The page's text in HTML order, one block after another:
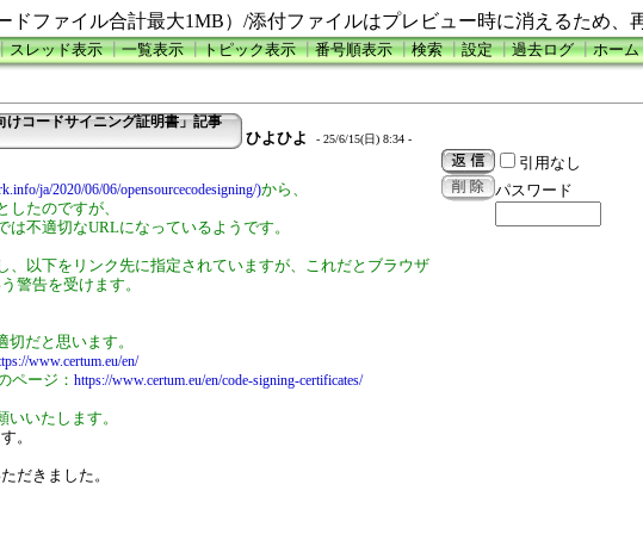
ドファイル合計最大1MB）/添付ファイルはプレビュー時に消えるため、
スレッド表示┃一覧表示┃トピック表示┃番号順表示┃検索┃設定┃過去ログ┃ホーム
けコードサイニング証明書」記事
ひよひよ - 25/6/15(日) 8:34 -
ja/2020/06/06/opensourcecodesigning/)から、
したのですが、
は不適切なURLになっているようです。
、以下をリンク先に指定されていますが、これだとブラウザ
警告を受けます。
だと思います。
www.certum.eu/en/
ページ： https://www.certum.eu/en/code-signing-certificates/
いたします。
。
だきました。
引用なし
パスワード